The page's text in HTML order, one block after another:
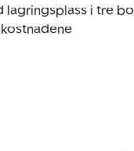
lagringsplass i tre